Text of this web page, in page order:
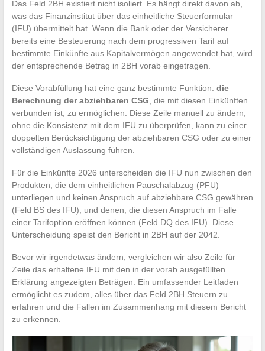
Das Feld 2BH existiert nicht isoliert. Es hängt direkt davon ab,
was das Finanzinstitut über das einheitliche Steuerformular
(IFU) übermittelt hat. Wenn die Bank oder der Versicherer
bereits eine Besteuerung nach dem progressiven Tarif auf
bestimmte Einkünfte aus Kapitalvermögen angewendet hat, wird
der entsprechende Betrag in 2BH vorab eingetragen.
Diese Vorabfüllung hat eine ganz bestimmte Funktion: die
Berechnung der abziehbaren CSG , die mit diesen Einkünften
verbunden ist, zu ermöglichen. Diese Zeile manuell zu ändern,
ohne die Konsistenz mit dem IFU zu überprüfen, kann zu einer
doppelten Berücksichtigung der abziehbaren CSG oder zu einer
vollständigen Auslassung führen.
Für die Einkünfte 2026 unterscheiden die IFU nun zwischen den
Produkten, die dem einheitlichen Pauschalabzug (PFU)
unterliegen und keinen Anspruch auf abziehbare CSG gewähren
(Feld BS des IFU), und denen, die diesen Anspruch im Falle
einer Tarifoption eröffnen können (Feld DQ des IFU). Diese
Unterscheidung speist den Bericht in 2BH auf der 2042.
Bevor wir irgendetwas ändern, vergleichen wir also Zeile für
Zeile das erhaltene IFU mit den in der vorab ausgefüllten
Erklärung angezeigten Beträgen. Ein umfassender Leitfaden
ermöglicht es zudem, alles über das Feld 2BH Steuern zu
erfahren und die Fallen im Zusammenhang mit diesem Bericht
zu erkennen.